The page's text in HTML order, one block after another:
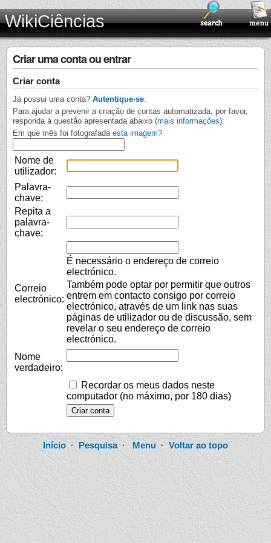
WikiCiências
Criar uma conta ou entrar
Criar conta
Já possui uma conta? Autentique-se
Para ajudar a prevenir a criação de contas automatizada, por favor,
responda à questão apresentada abaixo (mais informações):
Em que mês foi fotografada esta imagem?
Nome de
utilizador:
Palavra-
chave:
Repita a
palavra-
chave:
Correio
electrónico:
É necessário o endereço de correio
electrónico.
Também pode optar por permitir que outros
entrem em contacto consigo por correio
electrónico, através de um link nas suas
páginas de utilizador ou de discussão, sem
revelar o seu endereço de correio
electrónico.
Nome
verdadeiro:
Recordar os meus dados neste
computador (no máximo, por 180 dias)
Início·Pesquisa·Menu·Voltar ao topo